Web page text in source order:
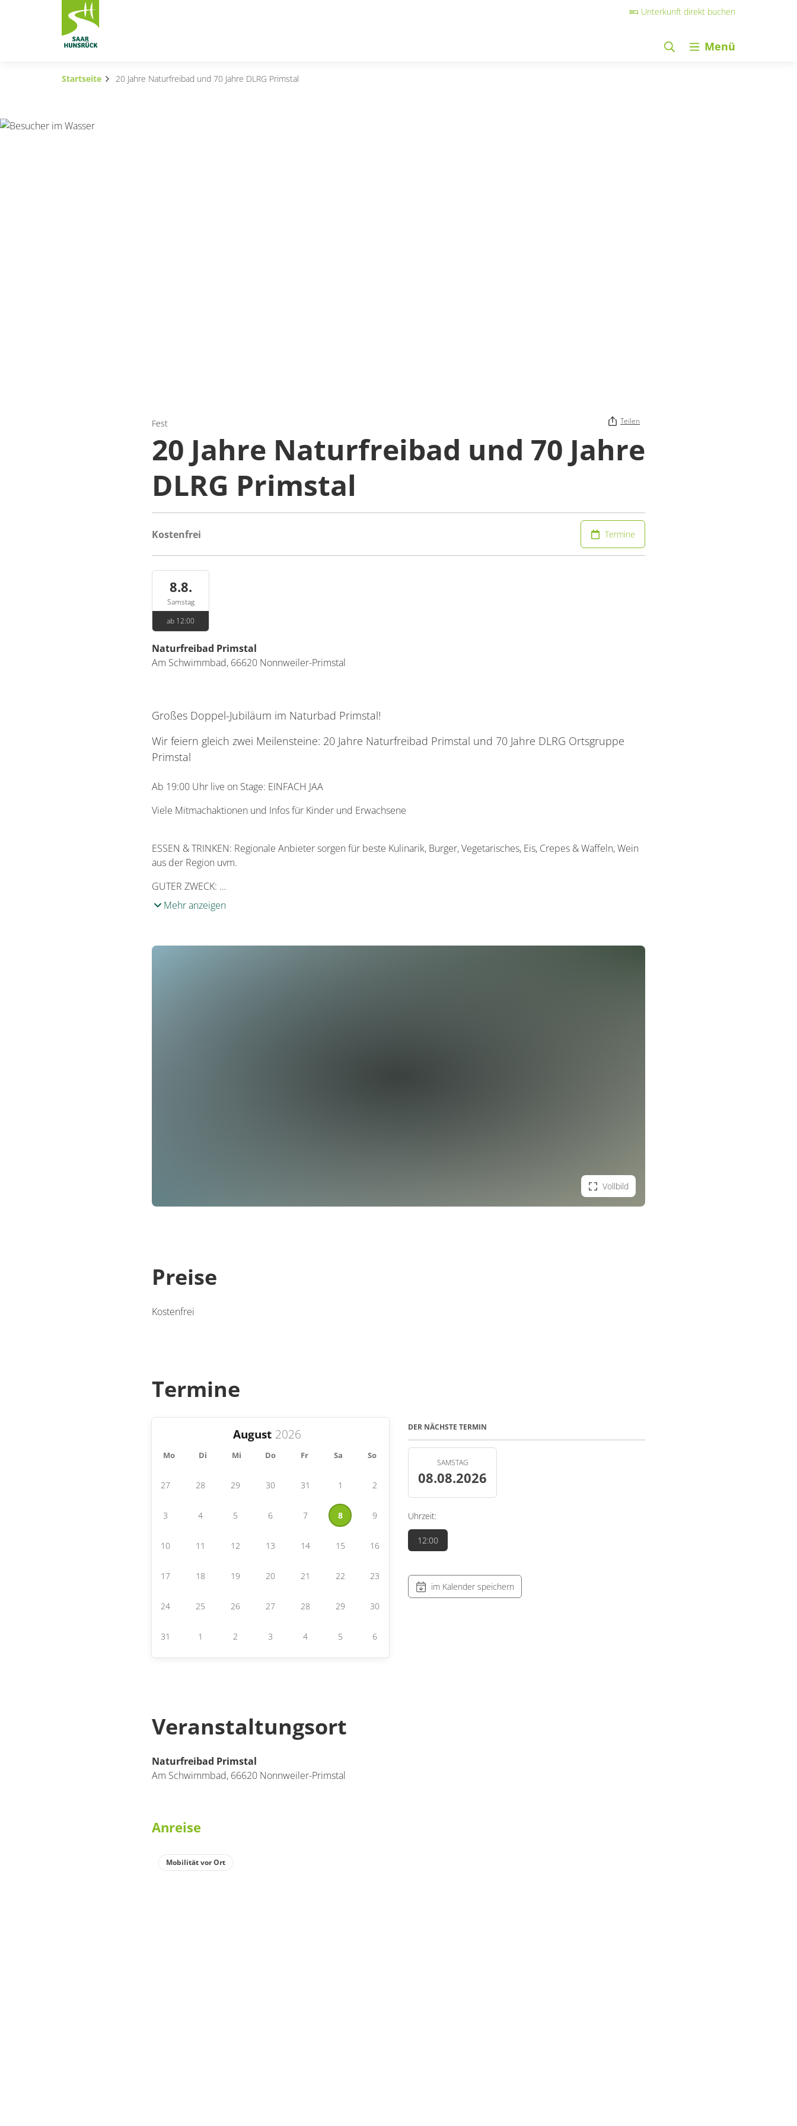
Zum Hauptinhalt springen
Unterkunft direkt buchen
Menü
Startseite 20 Jahre Naturfreibad und 70 Jahre DLRG Primstal
Fest Teilen
20 Jahre Naturfreibad und 70 Jahre
DLRG Primstal
Kostenfrei Termine
8.8.
Samstag
ab 12:00
Naturfreibad Primstal
Am Schwimmbad, 66620 Nonnweiler-Primstal
Großes Doppel-Jubiläum im Naturbad Primstal!
Wir feiern gleich zwei Meilensteine: 20 Jahre Naturfreibad Primstal und 70 Jahre DLRG Ortsgruppe
Primstal
Ab 19:00 Uhr live on Stage: EINFACH JAA
Viele Mitmachaktionen und Infos für Kinder und Erwachsene
ESSEN & TRINKEN: Regionale Anbieter sorgen für beste Kulinarik, Burger, Vegetarisches, Eis, Crepes & Waffeln, Wein
aus der Region uvm.
GUTER ZWECK: …
Mehr anzeigen
Vollbild
Preise
Kostenfrei
Termine
August
Mo Di Mi Do Fr Sa So
27 28 29 30 31 1 2
3 4 5 6 7 8 9
10 11 12 13 14 15 16
17 18 19 20 21 22 23
24 25 26 27 28 29 30
31 1 2 3 4 5 6
DER NÄCHSTE TERMIN
SAMSTAG
08.08.2026
Uhrzeit:
12:00
im Kalender speichern
Veranstaltungsort
Naturfreibad Primstal
Am Schwimmbad, 66620 Nonnweiler-Primstal
Anreise
Mobilität vor Ort